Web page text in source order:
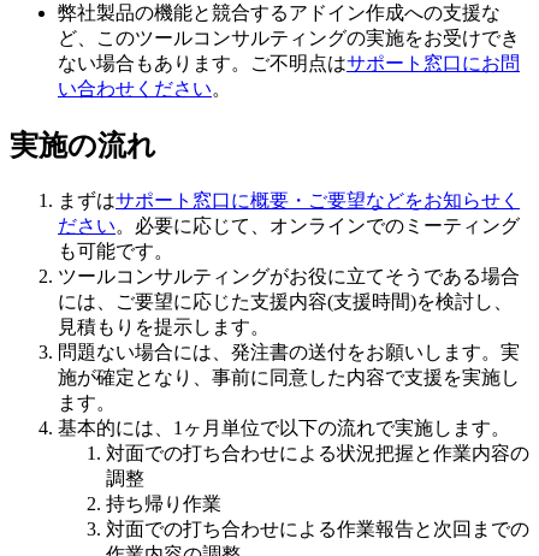
弊社製品の機能と競合するアドイン作成への支援な
ど、このツールコンサルティングの実施をお受けでき
ない場合もあります。ご不明点はサポート窓口にお問
い合わせください。
実施の流れ
まずはサポート窓口に概要・ご要望などをお知らせく
ださい。必要に応じて、オンラインでのミーティング
も可能です。
ツールコンサルティングがお役に立てそうである場合
には、ご要望に応じた支援内容(支援時間)を検討し、
見積もりを提示します。
問題ない場合には、発注書の送付をお願いします。実
施が確定となり、事前に同意した内容で支援を実施し
ます。
基本的には、1ヶ月単位で以下の流れで実施します。
対面での打ち合わせによる状況把握と作業内容の
調整
持ち帰り作業
対面での打ち合わせによる作業報告と次回までの